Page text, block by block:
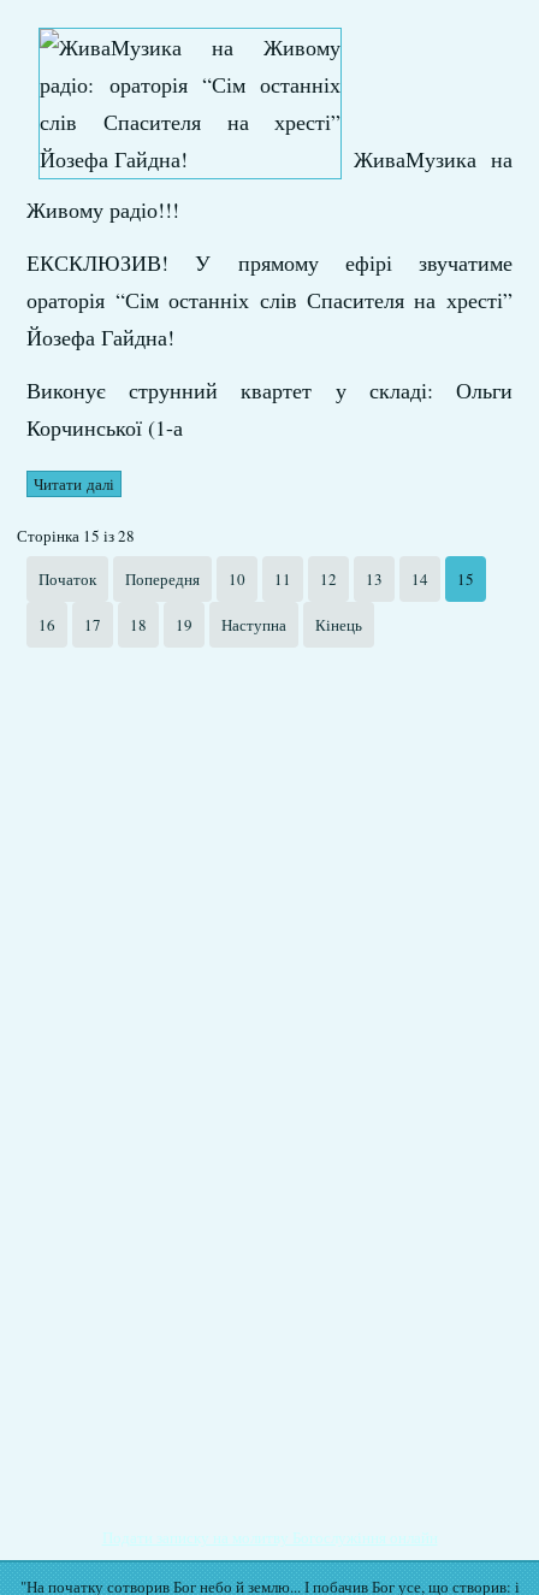
ЖиваМузика на
Живому радіо!!!
ЕКСКЛЮЗИВ! У прямому ефірі звучатиме
ораторія “Сім останніх слів Спасителя на хресті”
Йозефа Гайдна!
Виконує струнний квартет у складі: Ольги
Корчинської (1-а
Читати далі
Сторінка 15 із 28
Початок
Попередня 10 11 12 13 14 15
16 17 18 19 Наступна Кінець
Подати записку на молитву Богослужіння онлайн
"На початку сотворив Бог небо й землю... І побачив Бог усе, що створив: і